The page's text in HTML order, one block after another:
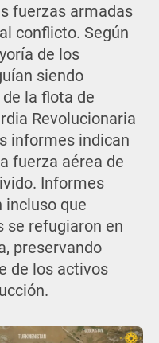
fuerzas armadas
conflicto. Según
de los
siendo
la flota de
Revolucionaria
informes indican
fuerza aérea de
Informes
incluso que
se refugiaron en
preservando
de los activos